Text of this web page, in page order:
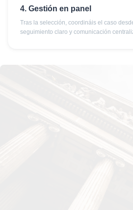
4. Gestión en panel
Tras la selección, coordináis el caso
seguimiento claro y comunicación